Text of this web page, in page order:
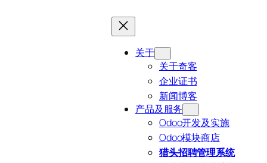
关于
关于奇客
企业证书
新闻博客
产品及服务
Odoo开发及实施
Odoo模块商店
猎头招聘管理系统